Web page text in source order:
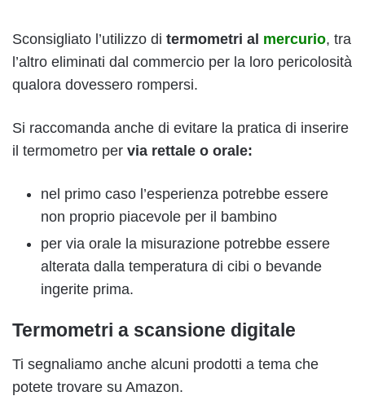
Sconsigliato l’utilizzo di termometri al mercurio, tra
l’altro eliminati dal commercio per la loro pericolosità
qualora dovessero rompersi.
Si raccomanda anche di evitare la pratica di inserire
il termometro per via rettale o orale:
nel primo caso l’esperienza potrebbe essere
non proprio piacevole per il bambino
per via orale la misurazione potrebbe essere
alterata dalla temperatura di cibi o bevande
ingerite prima.
Termometri a scansione digitale
Ti segnaliamo anche alcuni prodotti a tema che
potete trovare su Amazon.